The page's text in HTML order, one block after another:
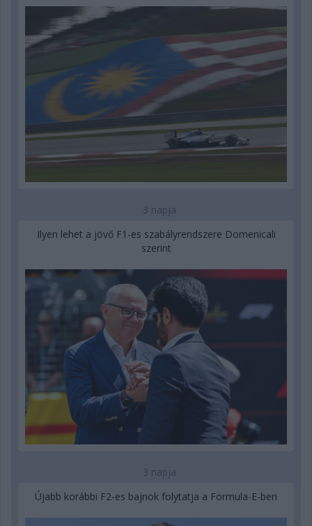
3 napja
Ilyen lehet a jövő F1-es szabályrendszere Domenicali
szerint
3 napja
Újabb korábbi F2-es bajnok folytatja a Formula-E-ben